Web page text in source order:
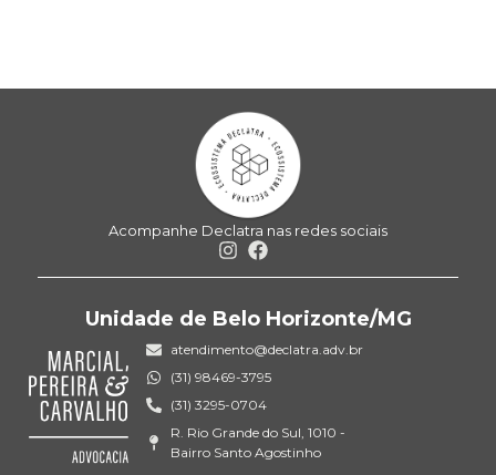
Acompanhe Declatra nas redes sociais
Unidade de Belo Horizonte/MG
atendimento@declatra.adv.br
(31) 98469-3795
(31) 3295-0704
R. Rio Grande do Sul, 1010 -
Bairro Santo Agostinho